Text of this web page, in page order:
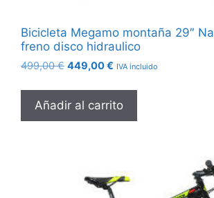
Bicicleta Megamo montaña 29″
freno disco hidraulico
499,00€ El
original
era:
499,00 €.
449,00€ El
actual
es:
449,00 €.
IVA incluido
Añadir al carrito